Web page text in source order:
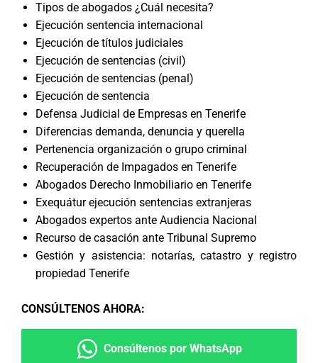
Tipos de abogados ¿Cuál necesita?
Ejecución sentencia internacional
Ejecución de títulos judiciales
Ejecución de sentencias (civil)
Ejecución de sentencias (penal)
Ejecución de sentencia
Defensa Judicial de Empresas en Tenerife
Diferencias demanda, denuncia y querella
Pertenencia organización o grupo criminal
Recuperación de Impagados en Tenerife
Abogados Derecho Inmobiliario en Tenerife
Exequátur ejecución sentencias extranjeras
Abogados expertos ante Audiencia Nacional
Recurso de casación ante Tribunal Supremo
Gestión y asistencia: notarías, catastro y registro
propiedad Tenerife
CONSÚLTENOS AHORA:
Consúltenos por WhatsApp